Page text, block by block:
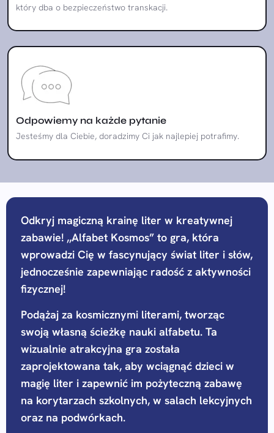
który dba o bezpieczeństwo transkacji.
Odpowiemy na każde pytanie
Jesteśmy dla Ciebie, doradzimy Ci jak najlepiej potrafimy.
Odkryj magiczną krainę liter w kreatywnej
zabawie! ,,Alfabet Kosmos” to gra, która
wprowadzi Cię w fascynujący świat liter i słów,
jednocześnie zapewniając radość z aktywności
fizycznej!
Podążaj za kosmicznymi literami, tworząc
swoją własną ścieżkę nauki alfabetu. Ta
wizualnie atrakcyjna gra została
zaprojektowana tak, aby wciągnąć dzieci w
magię liter i zapewnić im pożyteczną zabawę
na korytarzach szkolnych, w salach lekcyjnych
oraz na podwórkach.